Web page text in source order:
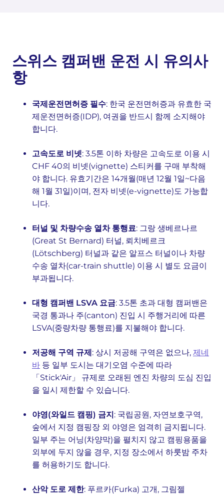
스위스 캠퍼밴 운전 시 유의사
항
국제운전면허증 필수: 한국 운전면허증과 유효한 국
제운전면허증(IDP), 여권을 반드시 함께 소지해야
합니다.
고속도로 비넷: 3.5톤 이하 차량은 고속도로 이용 시
CHF 40의 비넷(vignette) 스티커를 구매 부착해
야 합니다. 유효기간은 14개월(매년 12월 1일~다음
해 1월 31일)이며, 전자 비넷(e-vignette)도 가능합
니다.
터널 및 차량수송 열차 통행료: 그랑 생베르나르
(Great St Bernard) 터널, 뢰치베르크
(Lötschberg) 터널과 같은 알프스 터널이나 차량
수송 열차(car-train shuttle) 이용 시 별도 요금이
부과됩니다.
대형 캠퍼밴 LSVA 요금: 3.5톤 초과 대형 캠퍼밴은
국경 통과나 주(canton) 진입 시 주행거리에 따른
LSVA(중량차량 통행료)를 지불해야 합니다.
저공해 구역 규제: 상시 저공해 구역은 없으나, 제네
바 등 일부 도시는 대기오염 수준에 따라
「Stick'Air」 규제로 오래된 엔진 차량의 도심 진입
을 일시 제한할 수 있습니다.
야영(와일드 캠핑) 금지: 국립공원, 자연보호구역,
숲에서 지정 캠핑장 외 야영은 엄격히 금지됩니다.
일부 주는 어닝(차양막)을 펼치지 않고 캠핑용품을
외부에 두지 않을 경우, 지정 장소에서 하룻밤 주차
를 허용하기도 합니다.
산악 도로 제한: 푸르카(Furka) 고개, 그림젤